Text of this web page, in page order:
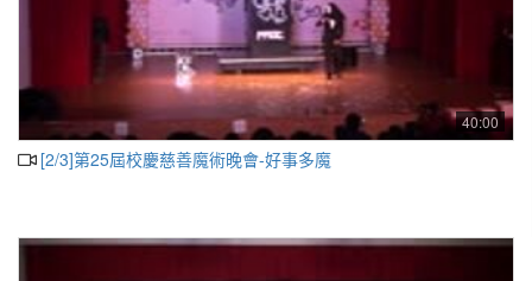
40:00
[2/3]第25屆校慶慈善魔術晚會-好事多魔